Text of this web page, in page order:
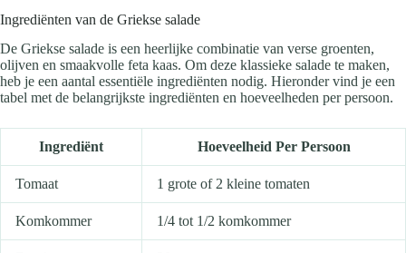
Ingrediënten van de Griekse salade
De Griekse salade is een heerlijke combinatie van verse groenten,
olijven en smaakvolle feta kaas. Om deze klassieke salade te maken,
heb je een aantal essentiële ingrediënten nodig. Hieronder vind je een
tabel met de belangrijkste ingrediënten en hoeveelheden per persoon.
Ingrediënt Hoeveelheid Per Persoon
Tomaat 1 grote of 2 kleine tomaten
Komkommer 1/4 tot 1/2 komkommer